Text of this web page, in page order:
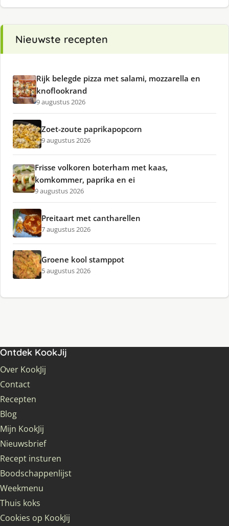
Nieuwste recepten
Rijk belegde pizza met salami, mozzarella en
knoflookrand
9 augustus 2026
Zoet-zoute paprikapopcorn
9 augustus 2026
Frisse volkoren boterham met kaas,
komkommer, paprika en ei
9 augustus 2026
Preitaart met cantharellen
7 augustus 2026
Groene kool stamppot
5 augustus 2026
Ontdek KookJij
Over KookJij
Contact
Recepten
Blog
Mijn KookJij
Nieuwsbrief
Recept insturen
Boodschappenlijst
Weekmenu
Thuis koks
Cookies op KookJij